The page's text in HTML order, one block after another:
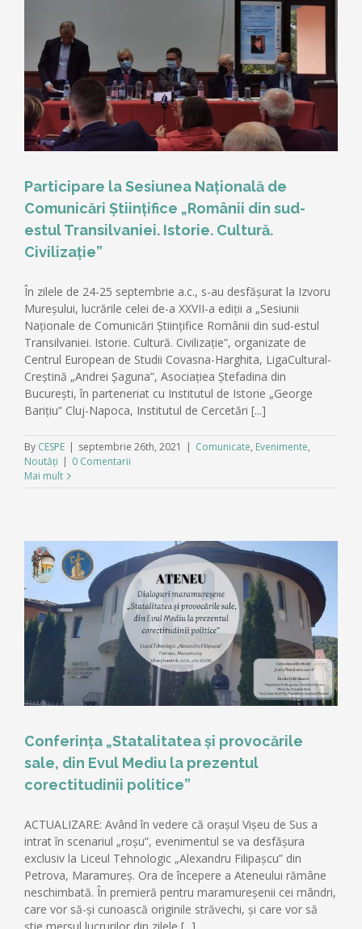
Participare la Sesiunea Naţională de
Comunicări Ştiinţifice „Românii din sud-
estul Transilvaniei. Istorie. Cultură.
Civilizaţie”
În zilele de 24-25 septembrie a.c., s-au desfășurat la Izvoru
Mureșului, lucrările celei de-a XXVII-a ediţii a „Sesiunii
Naţionale de Comunicări Ştiinţifice Românii din sud-estul
Transilvaniei. Istorie. Cultură. Civilizaţie”, organizate de
Centrul European de Studii Covasna-Harghita, LigaCultural-
Creştină „Andrei Şaguna”, Asociaţiea Ştefadina din
Bucureşti, în parteneriat cu Institutul de Istorie „George
Bariţiu” Cluj-Napoca, Institutul de Cercetări [...]
By CESPE septembrie 26th, 2021 Comunicate, Evenimente,
Noutăți
0 Comentarii
Mai mult
Conferința „Statalitatea și provocările
sale, din Evul Mediu la prezentul
corectitudinii politice”
ACTUALIZARE: Având în vedere că orașul Vișeu de Sus a
intrat în scenariul „roșu”, evenimentul se va desfășura
exclusiv la Liceul Tehnologic „Alexandru Filipașcu” din
Petrova, Maramureș. Ora de începere a Ateneului rămâne
neschimbată. În premieră pentru maramureșenii cei mândri,
care vor să-și cunoască originile străvechi, și care vor să
știe mersul lucrurilor din zilele [...]